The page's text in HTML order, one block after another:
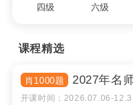
四级 六级
课程精选
肖1000题 2027年名
开课时间： 2026.07.06-